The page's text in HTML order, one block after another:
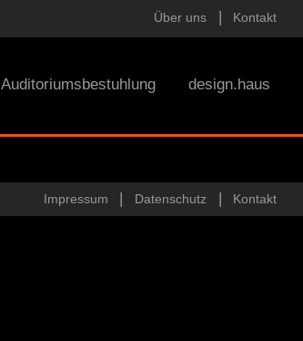
Über uns Kontakt
Auditoriumsbestuhlung design.haus
Impressum Datenschutz Kontakt